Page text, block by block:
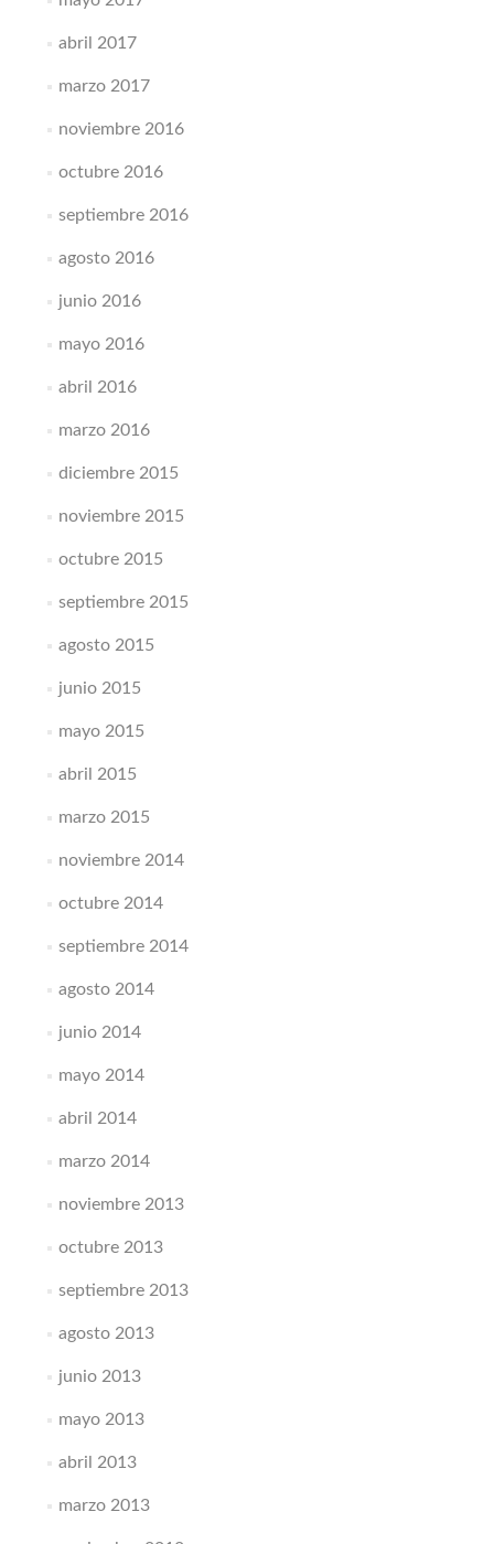
abril 2017
marzo 2017
noviembre 2016
octubre 2016
septiembre 2016
agosto 2016
junio 2016
mayo 2016
abril 2016
marzo 2016
diciembre 2015
noviembre 2015
octubre 2015
septiembre 2015
agosto 2015
junio 2015
mayo 2015
abril 2015
marzo 2015
noviembre 2014
octubre 2014
septiembre 2014
agosto 2014
junio 2014
mayo 2014
abril 2014
marzo 2014
noviembre 2013
octubre 2013
septiembre 2013
agosto 2013
junio 2013
mayo 2013
abril 2013
marzo 2013